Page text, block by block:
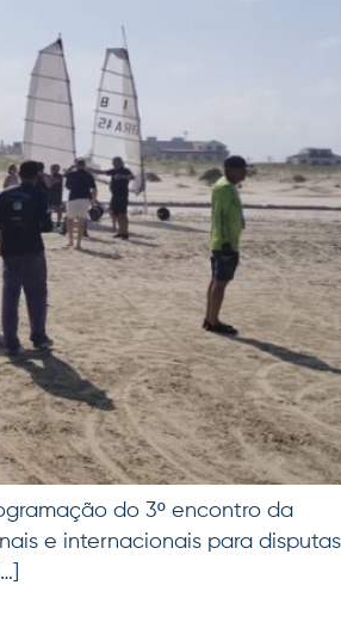
do 3º encontro da
e internacionais para